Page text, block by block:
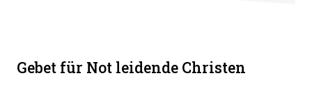
Gebet für Not leidende Christen